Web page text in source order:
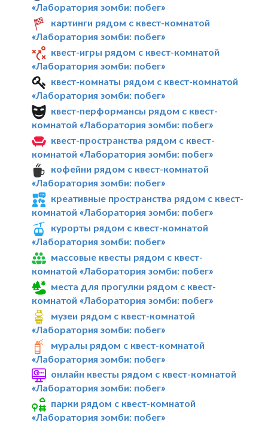
«Лаборатория зомби: побег»
картинги рядом с квест-комнатой
«Лаборатория зомби: побег»
квест-игры рядом с квест-комнатой
«Лаборатория зомби: побег»
квест-комнаты рядом с квест-комнатой
«Лаборатория зомби: побег»
квест-перформансы рядом с квест-
комнатой «Лаборатория зомби: побег»
квест-пространства рядом с квест-
комнатой «Лаборатория зомби: побег»
кофейни рядом с квест-комнатой
«Лаборатория зомби: побег»
креативные пространства рядом с квест-
комнатой «Лаборатория зомби: побег»
курорты рядом с квест-комнатой
«Лаборатория зомби: побег»
массовые квесты рядом с квест-
комнатой «Лаборатория зомби: побег»
места для прогулки рядом с квест-
комнатой «Лаборатория зомби: побег»
музеи рядом с квест-комнатой
«Лаборатория зомби: побег»
муралы рядом с квест-комнатой
«Лаборатория зомби: побег»
онлайн квесты рядом с квест-комнатой
«Лаборатория зомби: побег»
парки рядом с квест-комнатой
«Лаборатория зомби: побег»